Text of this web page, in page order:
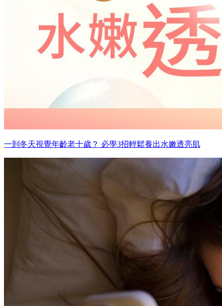
一到冬天視覺年齡老十歲？ 必學3招輕鬆養出水嫩透亮肌